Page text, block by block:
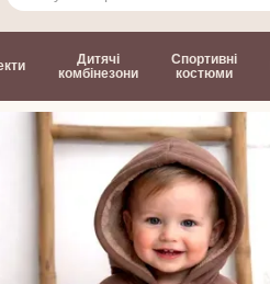
Дитячі
комбінезони
Спортивні
костюми